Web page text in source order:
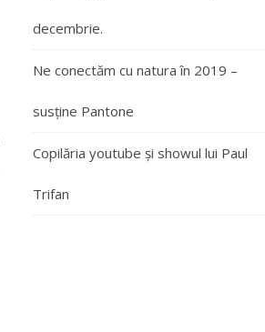
decembrie.
Ne conectăm cu natura în 2019 –
susține Pantone
Copilăria youtube și showul lui Paul
Trifan